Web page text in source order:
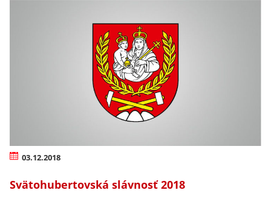
03.12.2018
Svätohubertovská slávnosť 2018